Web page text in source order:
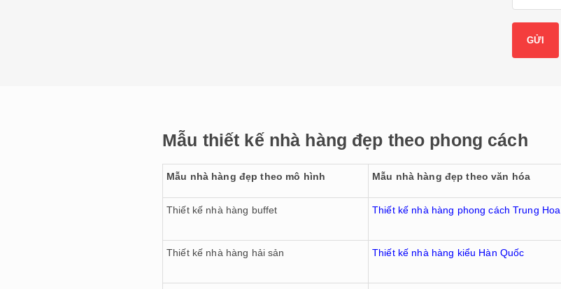
Mẫu thiết kế nhà hàng đẹp theo phong cách
Mẫu nhà hàng đẹp theo mô hình Mẫu nhà hàng đẹp theo văn hóa
Thiết kế nhà hàng buffet Thiết kế nhà hàng phong cách Trung Hoa
Thiết kế nhà hàng hải sản Thiết kế nhà hàng kiểu Hàn Quốc